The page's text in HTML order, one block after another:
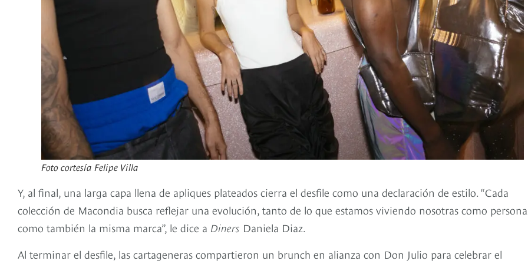
Foto cortesía Felipe Villa
Y, al final, una larga capa llena de apliques plateados cierra el desfile como una declaración de estilo. “Cada
colección de Macondia busca reflejar una evolución, tanto de lo que estamos viviendo nosotras como
como también la misma marca”, le dice a Diners Daniela Diaz.
Al terminar el desfile, las cartageneras compartieron un brunch en alianza con Don Julio para celebrar el